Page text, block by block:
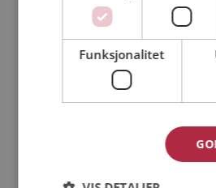
Min alder:
Funksjonalitet